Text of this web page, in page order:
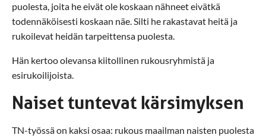
puolesta, joita he eivät ole koskaan nähneet eivätkä
todennäköisesti koskaan näe. Silti he rakastavat heitä ja
rukoilevat heidän tarpeittensa puolesta.
Hän kertoo olevansa kiitollinen rukousryhmistä ja
esirukoilijoista.
Naiset tuntevat kärsimyksen
TN-työssä on kaksi osaa: rukous maailman naisten puolesta